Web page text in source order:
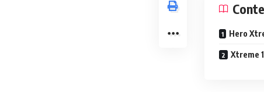
Hero
Xtreme